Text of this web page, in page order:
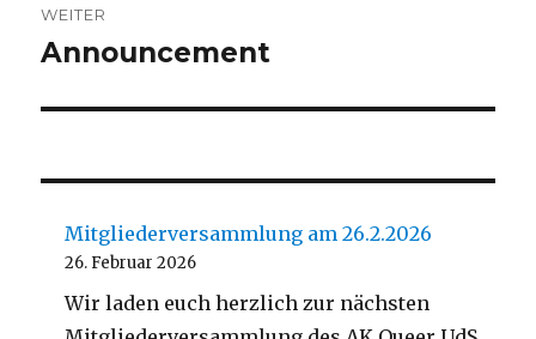
WEITER
Nächster
Announcement
Mitgliederversammlung am 26.2.2026
26. Februar 2026
Wir laden euch herzlich zur nächsten